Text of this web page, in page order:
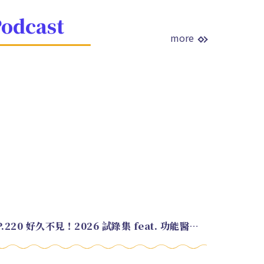
more
EP.220 好久不見！2026 試錄集 feat. 功能醫學營養師 美寶